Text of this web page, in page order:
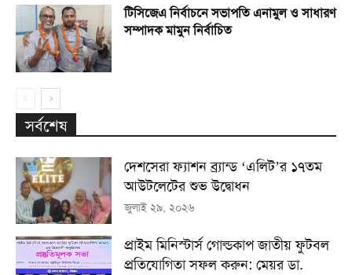
টিসিজেএ নির্বাচনে সভাপতি এনামুল ও সাধারণ
সম্পাদক মামুন নির্বাচিত
সর্বশেষ
দেশসেরা ফ্যাশন ব্র্যান্ড ‘এলিট’র ১৭তম
আউটলেটের শুভ উদ্বোধন
জুলাই ২৯, ২০২৬
প্রাইম মিনিস্টার্স গোল্ডকাপ জাতীয় ফুটবল
প্রতিযোগিতা সফল করুন: মেয়র ডা.